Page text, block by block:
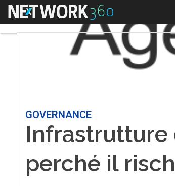
Menu
GOVERNANCE
Infrastrutture
perché il